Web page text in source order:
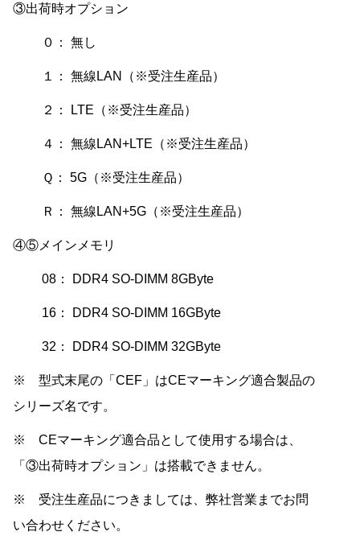
③出荷時オプション
０： 無し
１： 無線LAN（※受注生産品）
２： LTE（※受注生産品）
４： 無線LAN+LTE（※受注生産品）
Ｑ： 5G（※受注生産品）
Ｒ： 無線LAN+5G（※受注生産品）
④⑤メインメモリ
08： DDR4 SO-DIMM 8GByte
16： DDR4 SO-DIMM 16GByte
32： DDR4 SO-DIMM 32GByte
※ 型式末尾の「CEF」はCEマーキング適合製品の
シリーズ名です。
※ CEマーキング適合品として使用する場合は、
「③出荷時オプション」は搭載できません。
※ 受注生産品につきましては、弊社営業までお問
い合わせください。